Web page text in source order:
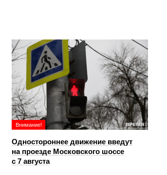
Внимание!
Одностороннее движение введут
на проезде Московского шоссе
с 7 августа